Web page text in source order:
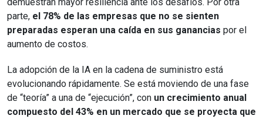
parte, el 78% de las empresas que no se sienten
preparadas esperan una caída en sus ganancias por el
aumento de costos.
La adopción de la IA en la cadena de suministro está
evolucionando rápidamente. Se está moviendo de una fase
de “teoría” a una de “ejecución”, con un crecimiento anual
compuesto del 43% en un mercado que se proyecta que